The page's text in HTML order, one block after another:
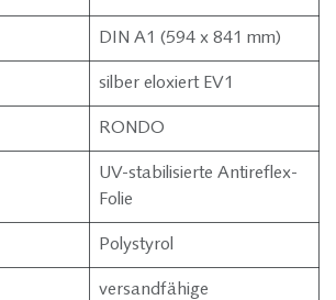
DIN A1 (594 x 841 mm)
silber eloxiert EV1
RONDO
UV-stabilisierte Antireflex-
Folie
Polystyrol
versandfähige